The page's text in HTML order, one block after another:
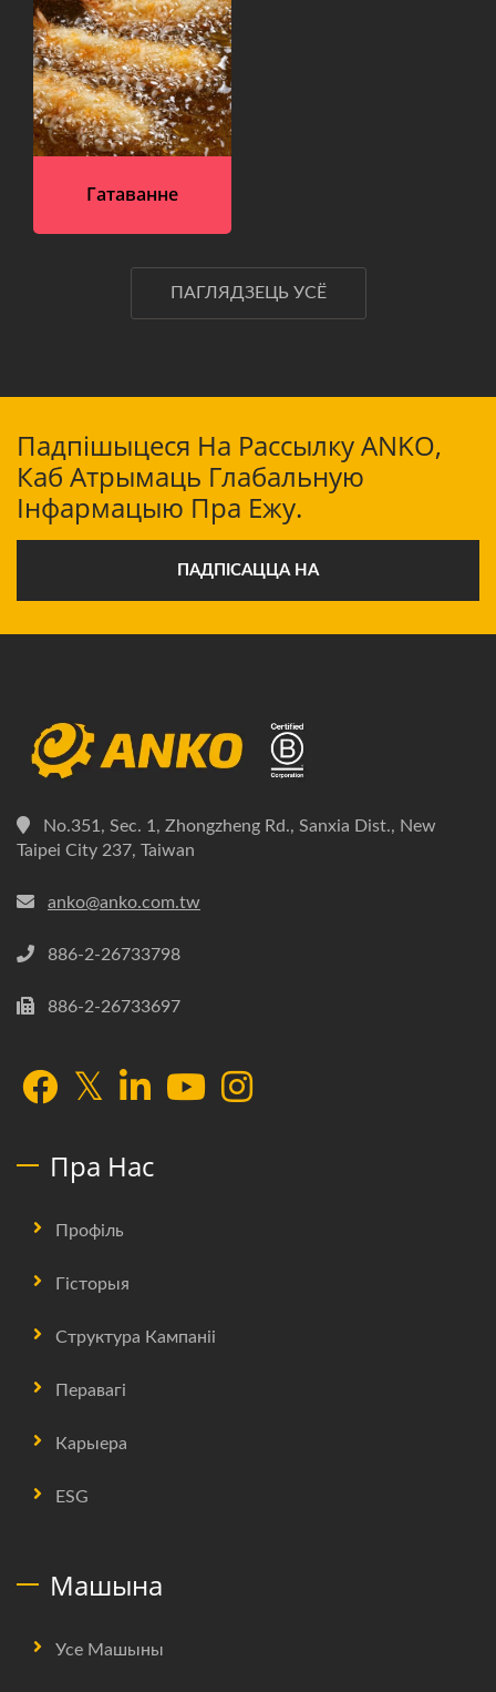
Гатаванне
ПАГЛЯДЗЕЦЬ УСЁ
Падпішыцеся На Рассылку ANKO,
Каб Атрымаць Глабальную
Інфармацыю Пра Ежу.
ПАДПІСАЦЦА НА
No.351, Sec. 1, Zhongzheng Rd., Sanxia Dist., New
Taipei City 237, Taiwan
anko@anko.com.tw
886-2-26733798
886-2-26733697
Пра Нас
Профіль
Гісторыя
Структура Кампаніі
Перавагі
Карыера
ESG
Машына
Усе Машыны